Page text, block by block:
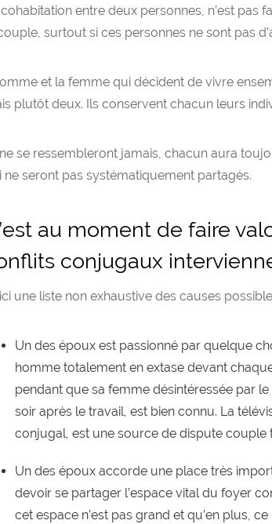
cohabitation entre deux personnes, n’est pas
surtout si ces personnes ne sont pas
et la femme qui décident de vivre
plutôt deux. Ils conservent chacun leurs
ne se ressembleront jamais, chacun aura
ne seront pas systématiquement partagés.
au moment de faire
conjugaux
une liste non exhaustive des causes
Un des époux est passionné par quelque
homme totalement en extase devant
pendant que sa femme désintéressée par
soir après le travail, est bien connu. La
conjugal, est une source de dispute couple
Un des époux accorde une place très
devoir se partager l’espace vital du foyer
cet espace n’est pas grand et qu’en plus,